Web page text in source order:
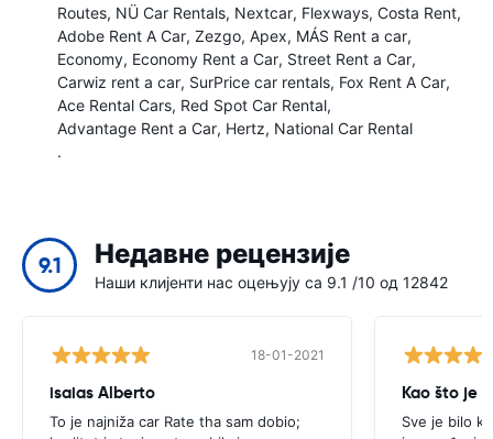
Routes NÜ Car Rentals Nextcar Flexways Costa Rent
Adobe Rent A Car Zezgo Apex MÁS Rent a car
Economy Economy Rent a Car Street Rent a Car
Carwiz rent a car SurPrice car rentals Fox Rent A Car
Ace Rental Cars Red Spot Car Rental
Advantage Rent a Car Hertz National Car Rental
.
9.1 Недавне рецензије
Наши клијенти нас оцењују са 9.1 /10 од 12842
18-01-2021
isaias Alberto
To je najniža car Rate tha sam dobio;
Kao što je
Sve je bilo